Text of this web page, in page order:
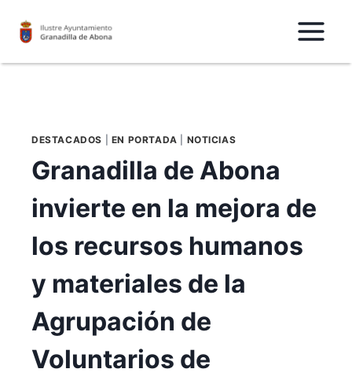
DESTACADOS EN PORTADA NOTICIAS
Granadilla de Abona
invierte en la mejora de
los recursos humanos
y materiales de la
Agrupación de
Voluntarios de